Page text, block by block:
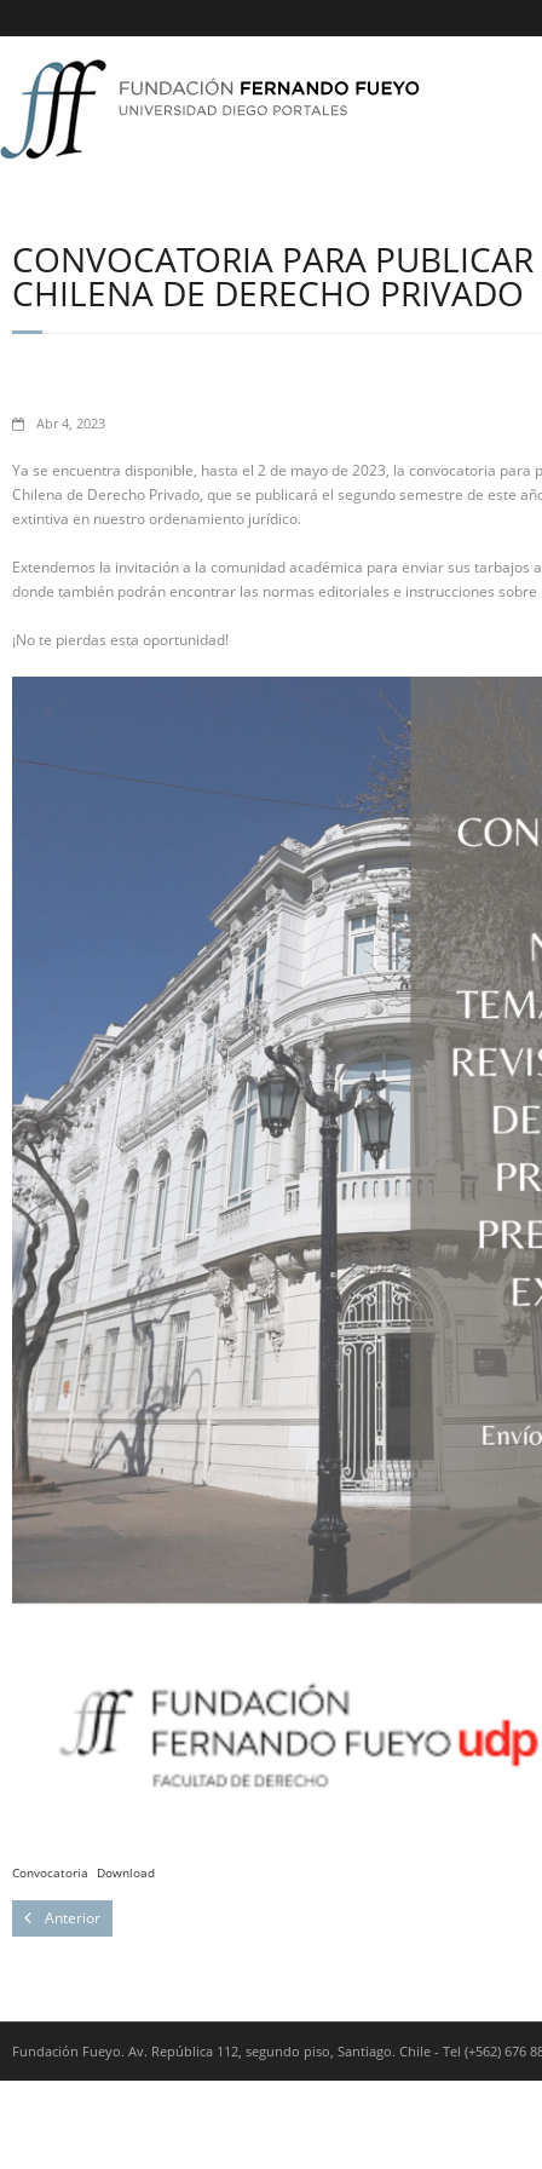
CONVOCATORIA PARA
CHILENA DE DERECHO PRIVADO
Abr 4, 2023
Ya se encuentra disponible, hasta el 2 de mayo de 2023, la convocatoria para
Chilena de Derecho Privado, que se publicará el segundo semestre de este
extintiva en nuestro ordenamiento jurídico.
Extendemos la invitación a la comunidad académica para enviar sus tarbajos
donde también podrán encontrar las normas editoriales e instrucciones
¡No te pierdas esta oportunidad!
Convocatoria Download
Anterior
Fundación Fueyo. Av. República 112, segundo piso, Santiago. Chile - Tel (+562) 676